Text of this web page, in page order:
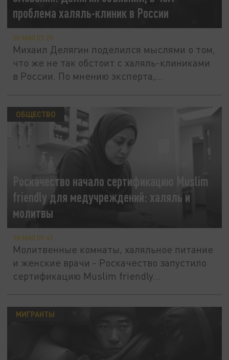
проблема халяль-клиник в России
20 МАЯ 07:20
Михаил Делягин поделился мыслями о том,
что же не так обстоит с халяль-клиниками
в России. По мнению эксперта,...
Роскачество начало сертификацию Muslim
friendly для медучреждений: халяль и
молитвы
ОБЩЕСТВО
18 МАЯ 09:41
Молитвенные комнаты, халяльное питание
и женские врачи - Роскачество запустило
сертификацию Muslim friendly...
МИГРАНТЫ